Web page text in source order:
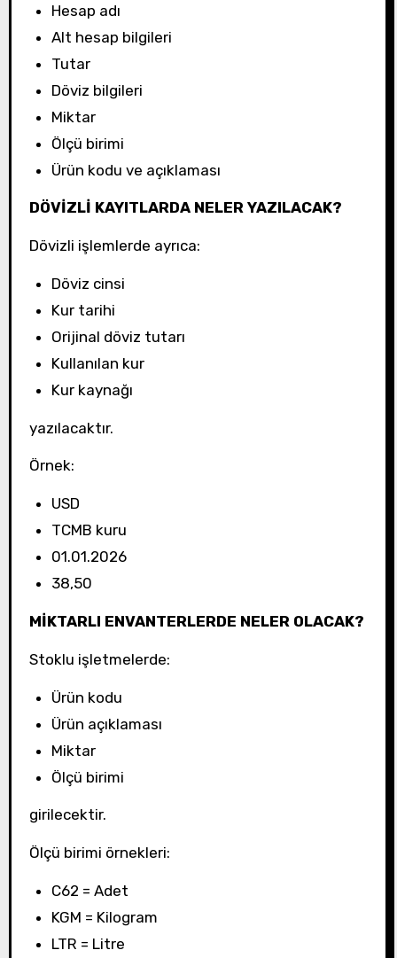
Hesap adı
Alt hesap bilgileri
Tutar
Döviz bilgileri
Miktar
Ölçü birimi
Ürün kodu ve açıklaması
DÖVİZLİ KAYITLARDA NELER YAZILACAK?
Dövizli işlemlerde ayrıca:
Döviz cinsi
Kur tarihi
Orijinal döviz tutarı
Kullanılan kur
Kur kaynağı
yazılacaktır.
Örnek:
USD
TCMB kuru
01.01.2026
38,50
MİKTARLI ENVANTERLERDE NELER OLACAK?
Stoklu işletmelerde:
Ürün kodu
Ürün açıklaması
Miktar
Ölçü birimi
girilecektir.
Ölçü birimi örnekleri:
C62 = Adet
KGM = Kilogram
LTR = Litre